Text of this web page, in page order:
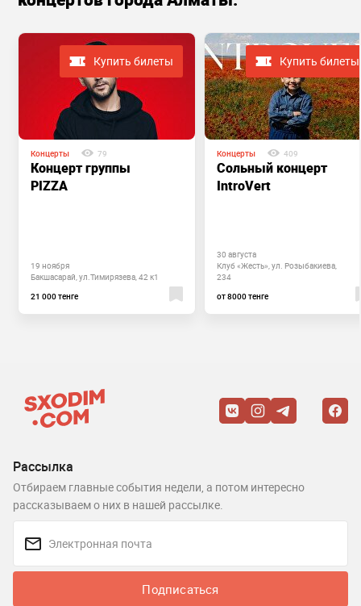
Купить билеты
Концерты 79
Концерт группы
PIZZA
19 ноября
Бакшасарай, ул.Тимирязева, 42 к1
21 000 тенге
Купить билеты
Концерты 409
Сольный концерт
IntroVert
30 августа
Клуб «Жесть», ул. Розыбакиева,
234
от 8000 тенге
Рассылка
Отбираем главные события недели, а потом интересно
рассказываем о них в нашей рассылке.
Подписаться